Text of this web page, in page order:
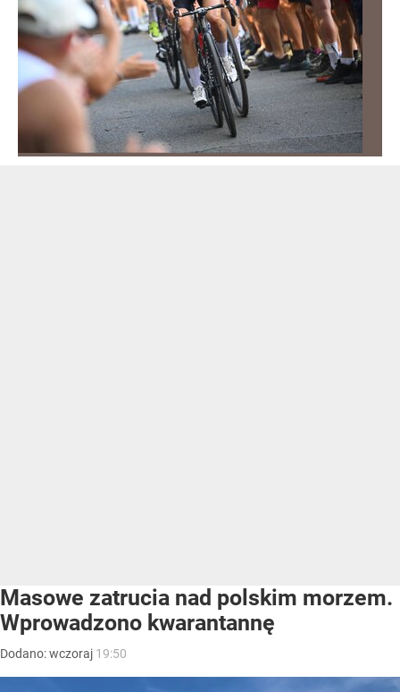
Masowe zatrucia nad polskim morzem.
Wprowadzono kwarantannę
Dodano:wczoraj 19:50